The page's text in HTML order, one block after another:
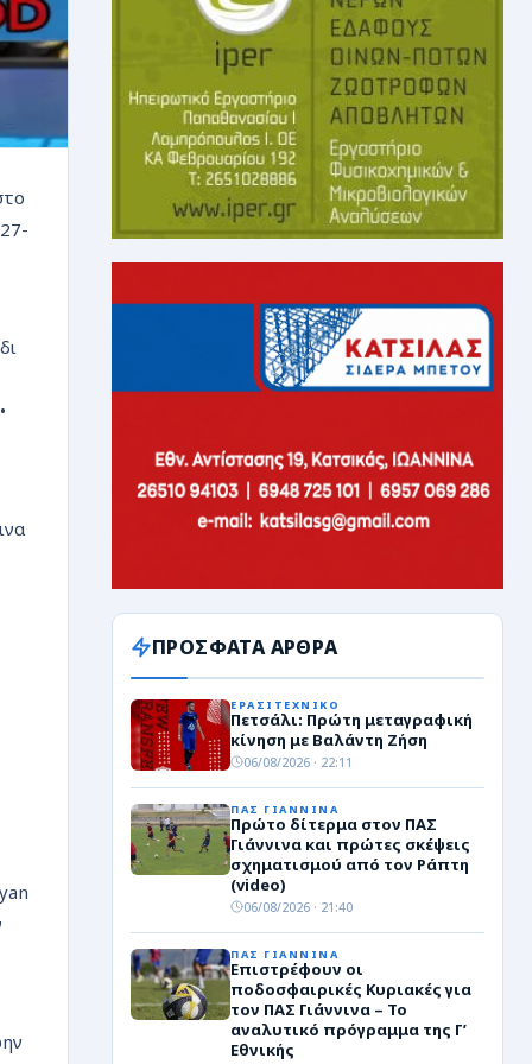
ΠΡΟΣΦΑΤΑ ΑΡΘΡΑ
ΕΡΑΣΙΤΕΧΝΙΚΟ
Πετσάλι: Πρώτη μεταγραφική
κίνηση με Βαλάντη Ζήση
06/08/2026 · 22:11
ΠΑΣ ΓΙΑΝΝΙΝΑ
Πρώτο δίτερμα στον ΠΑΣ
Γιάννινα και πρώτες σκέψεις
σχηματισμού από τον Ράπτη
(video)
06/08/2026 · 21:40
ΠΑΣ ΓΙΑΝΝΙΝΑ
Επιστρέφουν οι
ποδοσφαιρικές Κυριακές για
τον ΠΑΣ Γιάννινα – Το
αναλυτικό πρόγραμμα της Γ’
Εθνικής